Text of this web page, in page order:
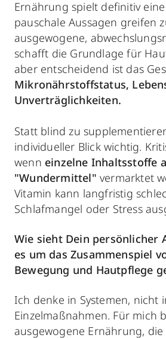
Ernährung spielt definitiv
pauschale Aussagen greifen
ausgewogene,
schafft die Grundlage für
aber entscheidend ist das
Mikronährstoffstatus,
Unverträglichkeiten.
Statt blind zu
individueller Blick wichtig.
wenn einzelne Inhaltsstoffe
"Wundermittel" vermarktet
Vitamin kann langfristig
Schlafmangel oder Stress
Wie sieht Dein persönlicher
es um das Zusammenspiel
Bewegung und Hautpflege
Ich denke in Systemen, nicht
Einzelmaßnahmen. Für mich
ausgewogene Ernährung,